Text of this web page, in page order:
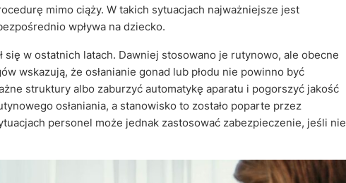
mimo ciąży. W takich sytuacjach najważniejsze jest
wpływa na dziecko.
się w ostatnich latach. Dawniej stosowano je rutynowo, ale obecne
wskazują, że osłanianie gonad lub płodu nie powinno być
struktury albo zaburzyć automatykę aparatu i pogorszyć jakość
osłaniania, a stanowisko to zostało poparte przez
personel może jednak zastosować zabezpieczenie, jeśli nie